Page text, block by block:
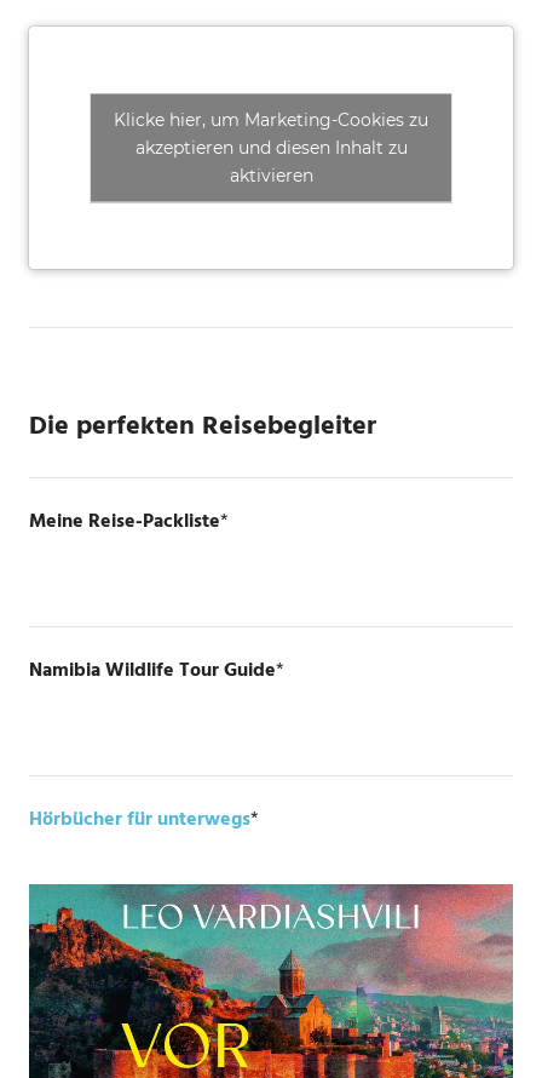
Klicke hier, um Marketing-Cookies zu
akzeptieren und diesen Inhalt zu
aktivieren
Die perfekten Reisebegleiter
Meine Reise-Packliste*
Namibia Wildlife Tour Guide*
Hörbücher für unterwegs*